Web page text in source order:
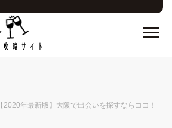
【2020年最新版】大阪で出会いを探すならココ！